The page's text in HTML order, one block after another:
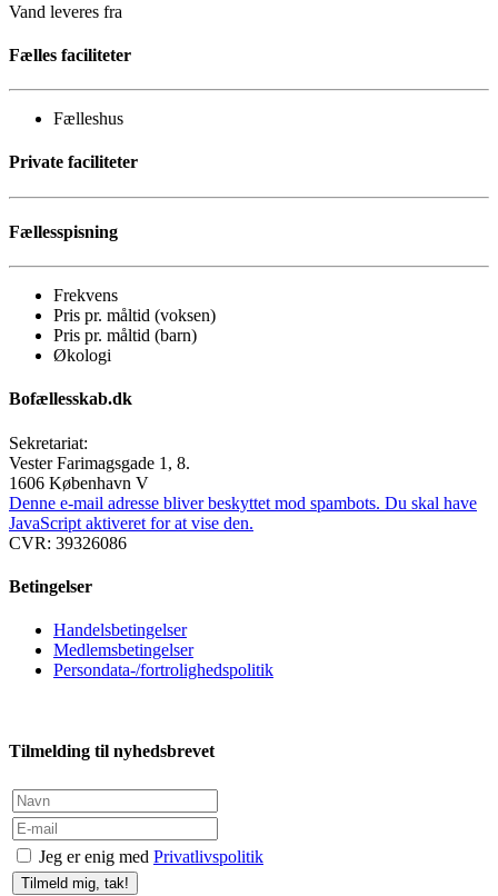
Vand leveres fra
Fælles faciliteter
Fælleshus
Private faciliteter
Fællesspisning
Frekvens
Pris pr. måltid (voksen)
Pris pr. måltid (barn)
Økologi
Bofællesskab.dk
Sekretariat:
Vester Farimagsgade 1, 8.
1606 København V
Denne e-mail adresse bliver beskyttet mod spambots. Du skal have
JavaScript aktiveret for at vise den.
CVR: 39326086
Betingelser
Handelsbetingelser
Medlemsbetingelser
Persondata-/fortrolighedspolitik
Tilmelding til nyhedsbrevet
Jeg er enig med Privatlivspolitik
Tilmeld mig, tak!